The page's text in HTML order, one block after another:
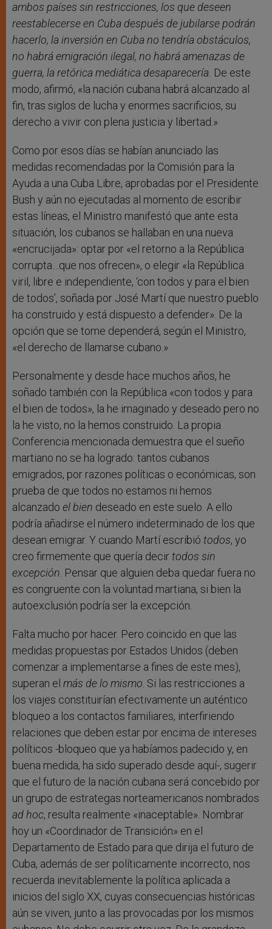
ambos países sin restricciones, los que deseen
reestablecerse en Cuba después de jubilarse podrán
hacerlo, la inversión en Cuba no tendría obstáculos,
no habrá emigración ilegal, no habrá amenazas de
guerra, la retórica mediática desaparecería. De este
modo, afirmó, «la nación cubana habrá alcanzado al
fin, tras siglos de lucha y enormes sacrificios, su
derecho a vivir con plena justicia y libertad.»
Como por esos días se habían anunciado las
medidas recomendadas por la Comisión para la
Ayuda a una Cuba Libre, aprobadas por el Presidente
Bush y aún no ejecutadas al momento de escribir
estas líneas, el Ministro manifestó que ante esta
situación, los cubanos se hallaban en una nueva
«encrucijada»: optar por «el retorno a la República
corrupta…que nos ofrecen», o elegir «la República
viril, libre e independiente, ‘con todos y para el bien
de todos’, soñada por José Martí que nuestro pueblo
ha construido y está dispuesto a defender». De la
opción que se tome dependerá, según el Ministro,
«el derecho de llamarse cubano.»
Personalmente y desde hace muchos años, he
soñado también con la República «con todos y para
el bien de todos», la he imaginado y deseado pero no
la he visto, no la hemos construido. La propia
Conferencia mencionada demuestra que el sueño
martiano no se ha logrado: tantos cubanos
emigrados, por razones políticas o económicas, son
prueba de que todos no estamos ni hemos
alcanzado el bien deseado en este suelo. A ello
podría añadirse el número indeterminado de los que
desean emigrar. Y cuando Martí escribió todos, yo
creo firmemente que quería decir todos sin
excepción. Pensar que alguien deba quedar fuera no
es congruente con la voluntad martiana, si bien la
autoexclusión podría ser la excepción.
Falta mucho por hacer. Pero coincido en que las
medidas propuestas por Estados Unidos (deben
comenzar a implementarse a fines de este mes),
superan el más de lo mismo. Si las restricciones a
los viajes constituirían efectivamente un auténtico
bloqueo a los contactos familiares, interfiriendo
relaciones que deben estar por encima de intereses
políticos -bloqueo que ya habíamos padecido y, en
buena medida, ha sido superado desde aquí-, sugerir
que el futuro de la nación cubana será concebido por
un grupo de estrategas norteamericanos nombrados
ad hoc, resulta realmente «inaceptable». Nombrar
hoy un «Coordinador de Transición» en el
Departamento de Estado para que dirija el futuro de
Cuba, además de ser políticamente incorrecto, nos
recuerda inevitablemente la política aplicada a
inicios del siglo XX, cuyas consecuencias históricas
aún se viven, junto a las provocadas por los mismos